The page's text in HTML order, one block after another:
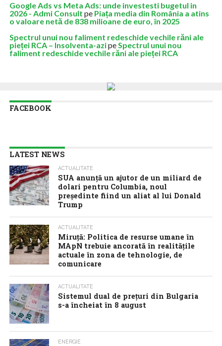
Google Ads vs Meta Ads: unde investesti bugetul in
2026 - Admi Consult pe Piața media din România a atins
o valoare netă de 838 milioane de euro, în 2025
Spectrul unui nou faliment redeschide vechile răni ale
pieței RCA – Insolventa-azipeSpectrul unui nou
faliment redeschide vechile răni ale pieței RCA
FACEBOOK
LATEST NEWS
ACTUALITATE
SUA anunţă un ajutor de un miliard de
dolari pentru Columbia, noul
preşedinte fiind un aliat al lui Donald
Trump
ACTUALITATE
Miruță: Politica de resurse umane în
MApN trebuie ancorată în realitățile
actuale în zona de tehnologie, de
comunicare
ACTUALITATE
Sistemul dual de prețuri din Bulgaria
s-a încheiat în 8 august
ENERGIE